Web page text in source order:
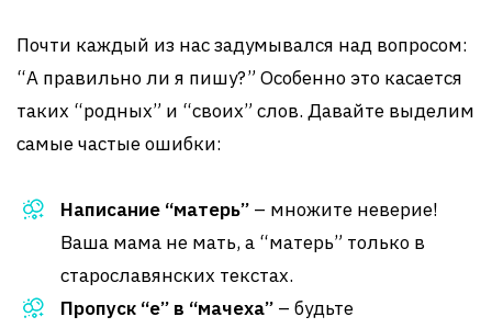
Почти каждый из нас задумывался над вопросом:
“А правильно ли я пишу?” Особенно это касается
таких “родных” и “своих” слов. Давайте выделим
самые частые ошибки:
Написание “матерь” – множите неверие!
Ваша мама не мать, а “матерь” только в
старославянских текстах.
Пропуск “е” в “мачеха” – будьте